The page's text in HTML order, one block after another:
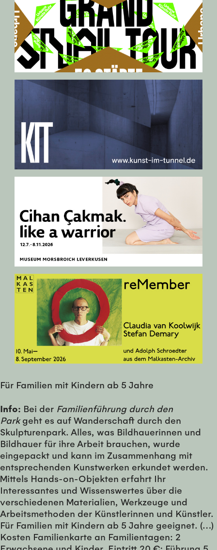
Für Familien mit Kindern ab 5 Jahre
Info: Bei der Familienführung durch den
Parkgeht es auf Wanderschaft durch den
Skulpturenpark. Alles, was Bildhauerinnen und
Bildhauer für ihre Arbeit brauchen, wurde
eingepackt und kann im Zusammenhang mit
entsprechenden Kunstwerken erkundet werden.
Mittels Hands-on-Objekten erfahrt Ihr
Interessantes und Wissenswertes über die
verschiedenen Materialien, Werkzeuge und
Arbeitsmethoden der Künstlerinnen und Künstler.
Für Familien mit Kindern ab 5 Jahre geeignet. (…)
Kosten Familienkarte an Familientagen: 2